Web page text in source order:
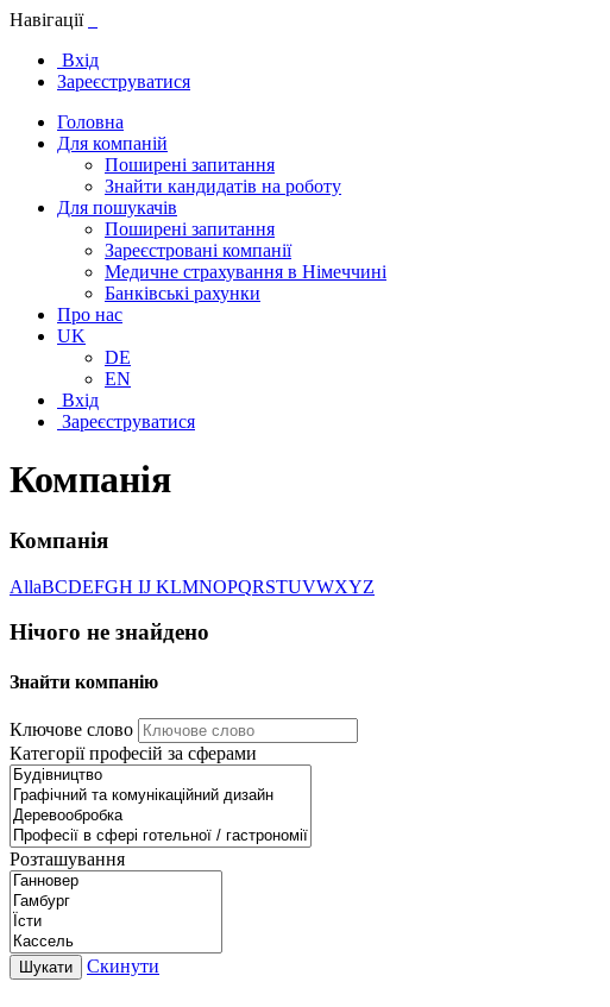
Навігації
Вхід
Зареєструватися
Головна
Для компаній
Поширені запитання
Знайти кандидатів на роботу
Для пошукачів
Поширені запитання
Зареєстровані компанії
Медичне страхування в Німеччині
Банківські рахунки
Про нас
UK
DE
EN
Вхід
Зареєструватися
Компанія
Компанія
AllaBCDEFGH IJ KLMNOPQRSTUVWXYZ
Нічого не знайдено
Знайти компанію
Ключове слово
Категорії професій за сферами
Розташування
Шукати Скинути